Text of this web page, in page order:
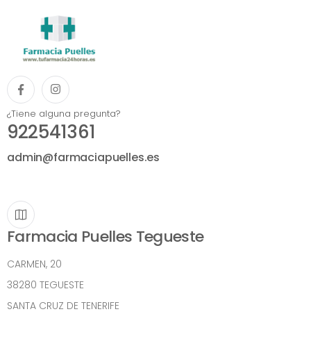
¿Tiene alguna pregunta?
922541361
admin@farmaciapuelles.es
Farmacia Puelles Tegueste
CARMEN, 20
38280 TEGUESTE
SANTA CRUZ DE TENERIFE